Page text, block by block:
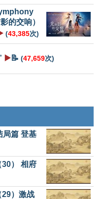
的交响）
(43,385次)
▶️📝 (47,659次)
局篇 登基
） 相府
29）激战